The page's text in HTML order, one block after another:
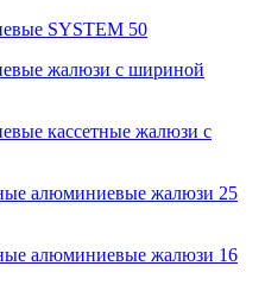
SYSTEM 50
жалюзи с шириной
кассетные жалюзи с
алюминиевые жалюзи 25
алюминиевые жалюзи 16